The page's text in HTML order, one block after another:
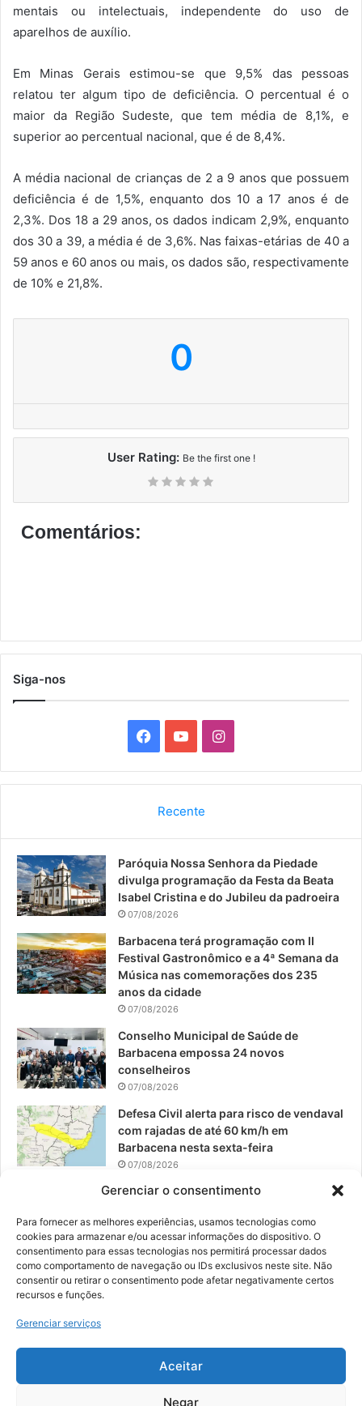
Gerenciar o consentimento
Para fornecer as melhores experiências, usamos tecnologias como
cookies para armazenar e/ou acessar informações do dispositivo. O
consentimento para essas tecnologias nos permitirá processar dados
como comportamento de navegação ou IDs exclusivos neste site. Não
consentir ou retirar o consentimento pode afetar negativamente certos
recursos e funções.
Gerenciar serviços
Aceitar
Negar
mentais ou intelectuais, independente do uso de
aparelhos de auxílio.
Em Minas Gerais estimou-se que 9,5% das pessoas
relatou ter algum tipo de deficiência. O percentual é o
maior da Região Sudeste, que tem média de 8,1%, e
superior ao percentual nacional, que é de 8,4%.
A média nacional de crianças de 2 a 9 anos que possuem
deficiência é de 1,5%, enquanto dos 10 a 17 anos é de
2,3%. Dos 18 a 29 anos, os dados indicam 2,9%, enquanto
dos 30 a 39, a média é de 3,6%. Nas faixas-etárias de 40 a
59 anos e 60 anos ou mais, os dados são, respectivamente
de 10% e 21,8%.
0
User Rating: Be the first one !
Comentários:
Siga-nos
a
b
o
k
o
u
b
I
n
a
g
a
Recente
Paróquia Nossa Senhora da Piedade
divulga programação da Festa da Beata
Isabel Cristina e do Jubileu da padroeira
07/08/2026
Barbacena terá programação com II
Festival Gastronômico e a 4ª Semana da
Música nas comemorações dos 235
anos da cidade
07/08/2026
Conselho Municipal de Saúde de
Barbacena empossa 24 novos
conselheiros
07/08/2026
Defesa Civil alerta para risco de vendaval
com rajadas de até 60 km/h em
Barbacena nesta sexta-feira
07/08/2026
EPCAR tem a melhor nota do IDEB no
06/08/2026
© 2026, Todos os direitos reservados | Desenvolvido por:
Digital Business| Hospedado por:NP Publicidade
Fale Conosco
Sobre Nós
Política de Segurança e Privacidade